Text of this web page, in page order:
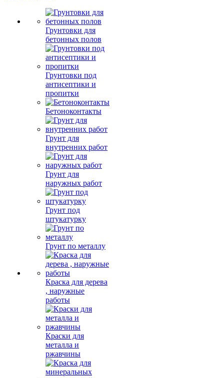
Грунтовки для
бетонных полов
Грунтовки под
антисептики и
пропитки
Бетоноконтакты
Грунт для
внутренних работ
Грунт для
наружных работ
Грунт под
штукатурку
Грунт по металлу
Краска для дерева
, наружные
работы
Краски для
металла и
ржавчины